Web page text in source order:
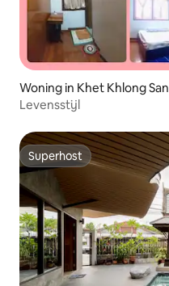
Woning in Khet Khlong San
Levensstijl
Superhost
Superhost